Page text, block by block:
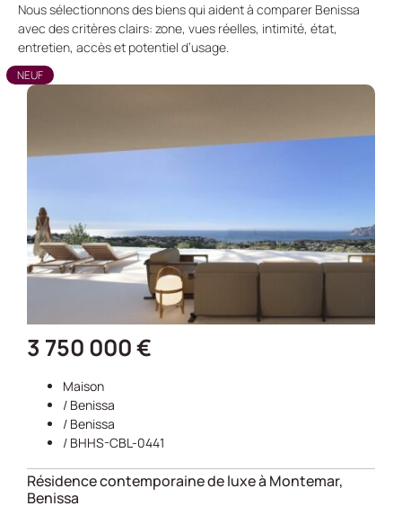
Nous sélectionnons des biens qui aident à comparer Benissa
avec des critères clairs: zone, vues réelles, intimité, état,
entretien, accès et potentiel d’usage.
NEUF
3 750 000 €
Maison
/ Benissa
/ Benissa
/ BHHS-CBL-0441
Résidence contemporaine de luxe à Montemar,
Benissa